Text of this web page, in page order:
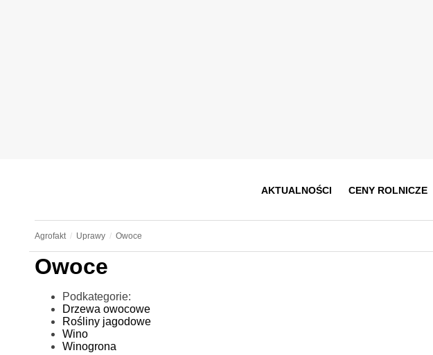
AKTUALNOŚCI CENY ROLNICZE
Agrofakt Uprawy Owoce
Owoce
Podkategorie:
Drzewa owocowe
Rośliny jagodowe
Wino
Winogrona